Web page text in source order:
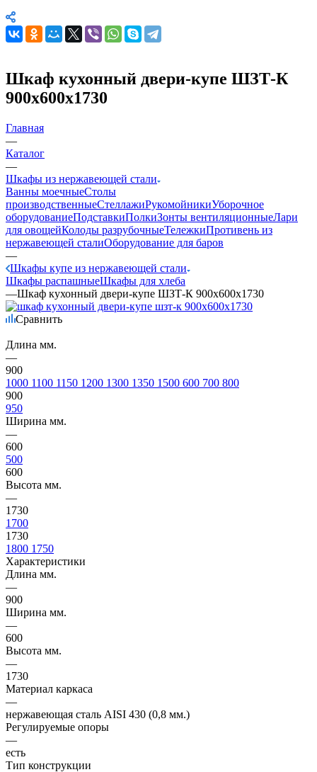
Шкаф кухонный двери-купе ШЗТ-К
900х600х1730
Главная
—
Каталог
—
Шкафы из нержавеющей стали
Ванны моечныеСтолы
производственныеСтеллажиРукомойникиУборочное
оборудованиеПодставкиПолкиЗонты вентиляционныеЛари
для овощейКолоды разрубочныеТележкиПротивень из
нержавеющей сталиОборудование для баров
—
Шкафы купе из нержавеющей стали
Шкафы распашныеШкафы для хлеба
—Шкаф кухонный двери-купе ШЗТ-К 900х600х1730
Сравнить
Длина мм.
—
900
1000 1100 1150 1200 1300 1350 1500 600 700 800
900
950
Ширина мм.
—
600
500
600
Высота мм.
—
1730
1700
1730
1800 1750
Характеристики
Длина мм.
—
900
Ширина мм.
—
600
Высота мм.
—
1730
Материал каркаса
—
нержавеющая сталь AISI 430 (0,8 мм.)
Регулируемые опоры
—
есть
Тип конструкции